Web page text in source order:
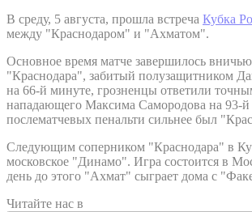
В среду, 5 августа, прошла встреча Кубка
между "Краснодаром" и "Ахматом".
Основное время матче завершилось
"Краснодара", забитый полузащитником
на 66-й минуте, грозненцы ответили
нападающего Максима Самородова на 93-
послематчевых пенальти сильнее был
Следующим соперником "Краснодара" в
московское "Динамо". Игра состоится в
день до этого "Ахмат" сыграет дома с
Читайте нас в